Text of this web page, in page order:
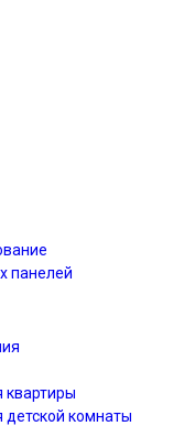
панелей
квартиры
комнаты